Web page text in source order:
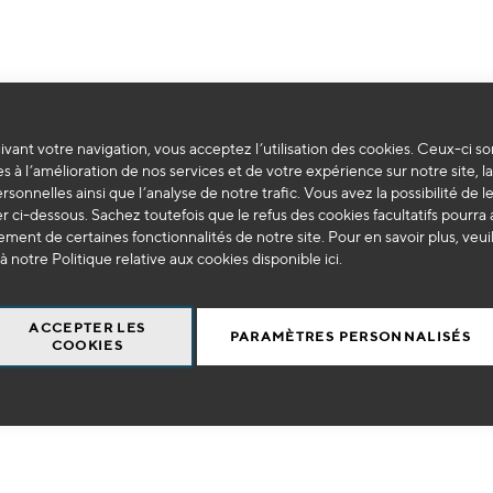
votre navigation, vous acceptez l’utilisation des cookies. Ceux-ci
à l’amélioration de nos services et de votre expérience sur notre site,
ainsi que l’analyse de notre trafic. Vous avez la possibilité de
ci-dessous. Sachez toutefois que le refus des cookies facultatifs pourra
de certaines fonctionnalités de notre site. Pour en savoir plus,
notre Politique relative aux cookies disponible ici
ACCEPTER LES
COOKIES
PARAMÈTRES PERSONNALISÉS
Impossible de trouver des produits correspondants à votre sélection.